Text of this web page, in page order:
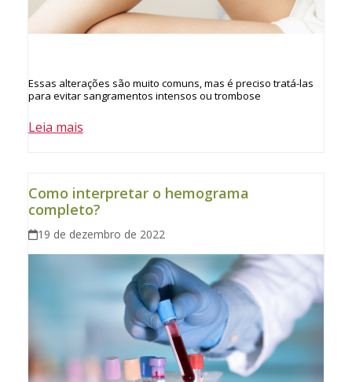
Essas alterações são muito comuns, mas é preciso tratá-las
para evitar sangramentos intensos ou trombose
Leia mais
Como interpretar o hemograma
completo?
19 de dezembro de 2022